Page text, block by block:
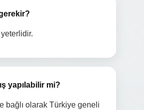
yapılabilir mi?
bağlı olarak Türkiye geneli